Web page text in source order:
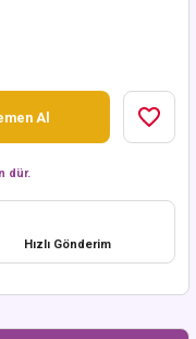
Al
dür.
Hızlı Gönderim